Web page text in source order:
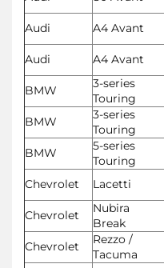
Audi
A4 Avant
Audi
A4 Avant
BMW
3-series
Touring
BMW
3-series
Touring
BMW
5-series
Touring
Chevrolet
Lacetti
Chevrolet
Nubira
Break
Chevrolet
Rezzo /
Tacuma